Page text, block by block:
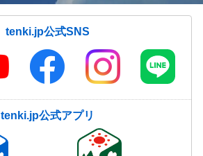
tenki.jp公式SNS
tenki.jp公式アプリ